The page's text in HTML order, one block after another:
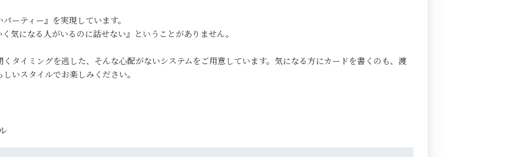
ーティー』を実現しています。
気になる人がいるのに話せない』ということがありません。
くタイミングを逃した、そんな心配がないシステムをご用意しています。気になる方にカードを書くのも、渡
いスタイルでお楽しみください。